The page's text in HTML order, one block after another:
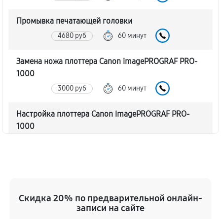
Промывка печатающей головки
4680 руб 60 минут
Замена ножа плоттера Canon imagePROGRAF PRO-
1000
3000 руб 60 минут
Настройка плоттера Canon imagePROGRAF PRO-
1000
Замена ремня плоттера Canon imagePROGRAF PRO-
Скидка 20% по предварительной онлайн-
записи на сайте